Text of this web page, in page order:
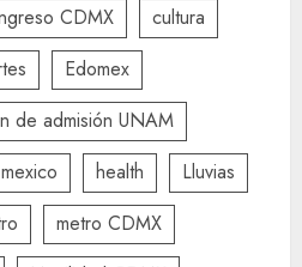
CDMX
cultura
Edomex
de admisión UNAM
health
Lluvias
metro CDMX